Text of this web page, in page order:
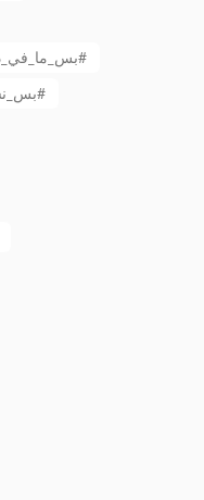
بس_ما_في_داعي_نتحرك_البلد_ماشي_وعاجقة_عفسوح#
بس_نشكر_الله_من_عنا_التبولة_والحمص_بطحينة#